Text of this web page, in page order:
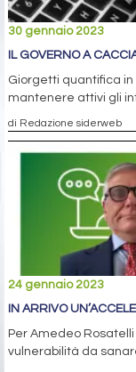
30 gennaio 2023
IL GOVERNO A
Giorgetti quantifica in
mantenere attivi gli
di Redazione siderweb
24 gennaio 2023
IN ARRIVO
Per Amedeo
vulnerabilità da